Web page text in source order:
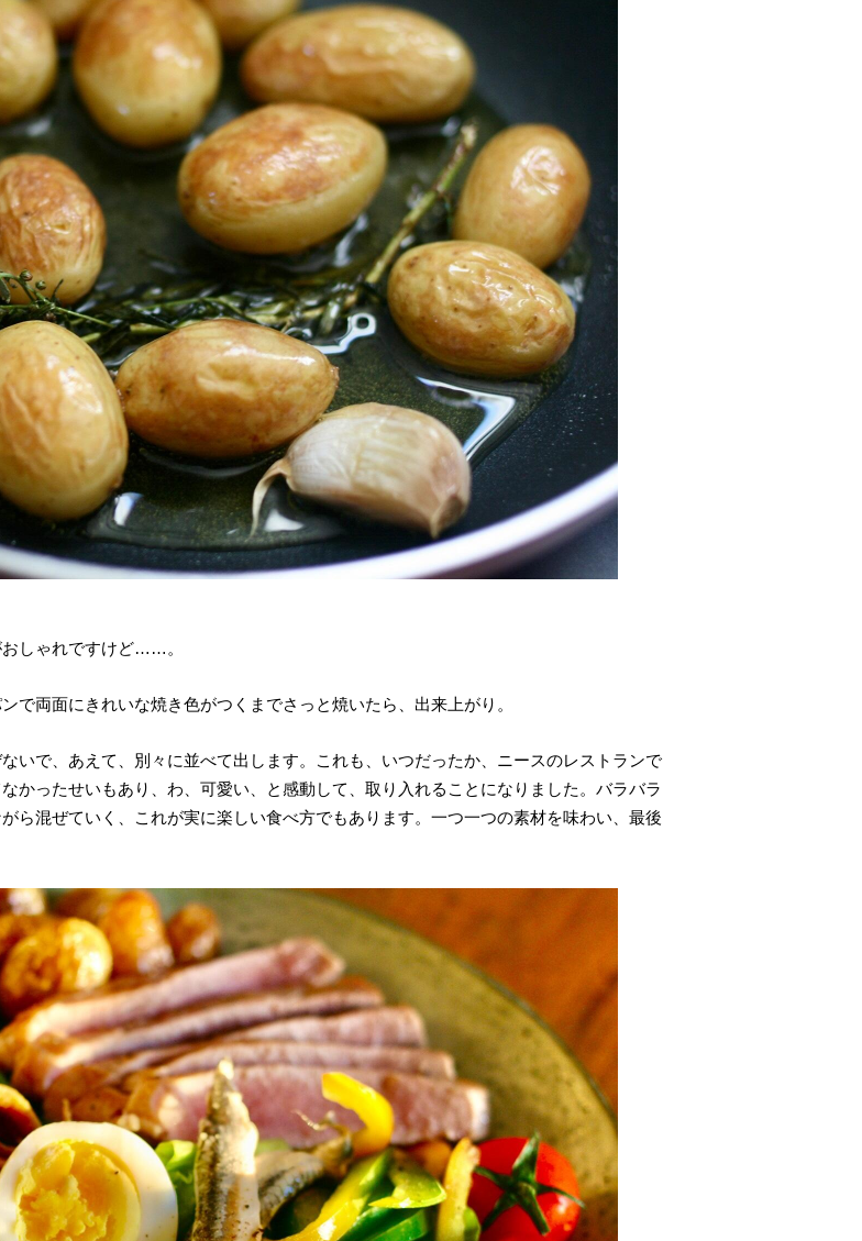
しゃれですけど……。
で両面にきれいな焼き色がつくまでさっと焼いたら、出来上がり。
いで、あえて、別々に並べて出します。これも、いつだったか、ニースのレストランで
かったせいもあり、わ、可愛い、と感動して、取り入れることになりました。バラバラ
ら混ぜていく、これが実に楽しい食べ方でもあります。一つ一つの素材を味わい、最後